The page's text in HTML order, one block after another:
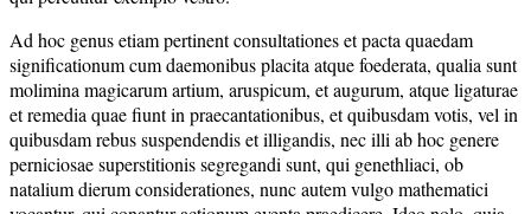
Ad hoc genus etiam pertinent consultationes et pacta quaedam
significationum cum daemonibus placita atque foederata, qualia sunt
molimina magicarum artium, aruspicum, et augurum, atque ligaturae
et remedia quae fiunt in praecantationibus, et quibusdam votis, vel in
quibusdam rebus suspendendis et illigandis, nec illi ab hoc genere
perniciosae superstitionis segregandi sunt, qui genethliaci, ob
natalium dierum considerationes, nunc autem vulgo mathematici